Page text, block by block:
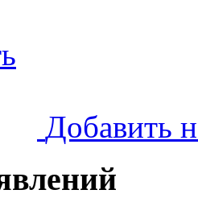
Добавить